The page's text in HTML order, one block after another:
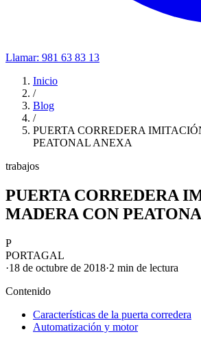
Llamar: 981 63 83 13
Inicio
/
Blog
/
PUERTA CORREDERA
PEATONAL ANEXA
trabajos
PUERTA CORREDERA
MADERA CON
P
PORTAGAL
·18 de octubre de 2018·2 min de lectura
Contenido
Características de la puerta corredera
Automatización y motor